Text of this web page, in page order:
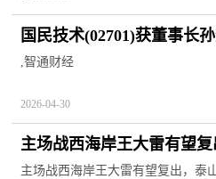
国民技术(02701)获董事长
,智通财经
2026-04-30
主场战西海岸王大雷有望
潭？ 今日报
主场战西海岸王大雷有望复出，泰